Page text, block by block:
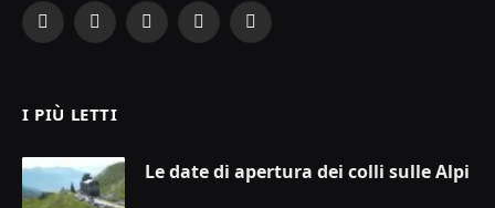
Facebook
X
InstagramYouTubeLinkedIn
I PIÙ LETTI
Le date di apertura dei colli sulle Alpi